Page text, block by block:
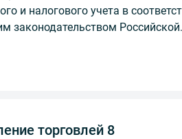
и налогового учета в
законодательством
торговлей 8